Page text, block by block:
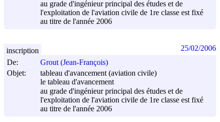
au grade d'ingénieur principal des études et de
l'exploitation de l'aviation civile de 1re classe est fixé
au titre de l'année 2006
De:
Grout (Jean-François)
Objet:
tableau d'avancement (aviation civile)
le tableau d'avancement
au grade d'ingénieur principal des études et de
l'exploitation de l'aviation civile de 1re classe est fixé
au titre de l'année 2006
inscription 25/02/2006